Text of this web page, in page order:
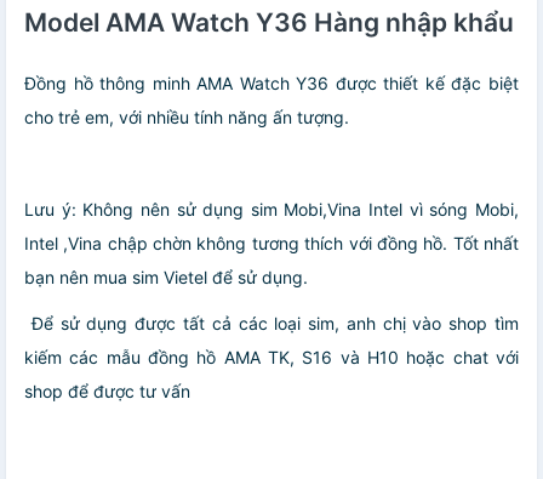
Android 8.1 cho
Model AMA Watch Y36 Hàng nhập khẩu
Đồng hồ thông minh AMA Watch Y36 được thiết kế đặc biệt
cho trẻ em, với nhiều tính năng ấn tượng.
Lưu ý: Không nên sử dụng sim Mobi,Vina Intel vì sóng Mobi,
Intel ,Vina chập chờn không tương thích với đồng hồ. Tốt nhất
bạn nên mua sim Vietel để sử dụng.
️ Để sử dụng được tất cả các loại sim, anh chị vào shop tìm
kiếm các mẫu đồng hồ AMA TK, S16 và H10 hoặc chat với
shop để được tư vấn